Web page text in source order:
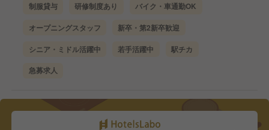
制服貸与 研修制度あり バイク・車通勤OK
オープニングスタッフ 新卒・第2新卒歓迎
シニア・ミドル活躍中 若手活躍中 駅チカ
急募求人